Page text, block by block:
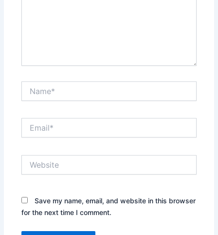
Save my name, email, and website in this browser
for the next time I comment.